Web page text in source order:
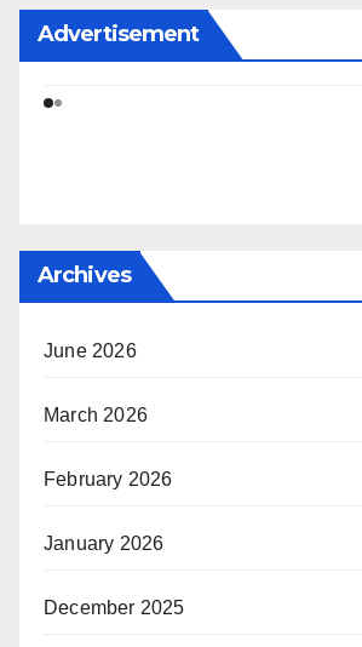
Advertisement
Archives
June 2026
March 2026
February 2026
January 2026
December 2025